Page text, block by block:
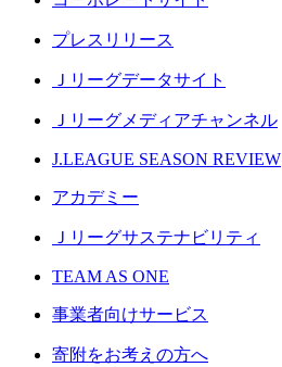
プレスリリース
Ｊリーグデータサイト
Ｊリーグメディアチャンネル
J.LEAGUE SEASON REVIEW
アカデミー
Ｊリーグサステナビリティ
TEAM AS ONE
事業者向けサービス
寄附をお考えの方へ